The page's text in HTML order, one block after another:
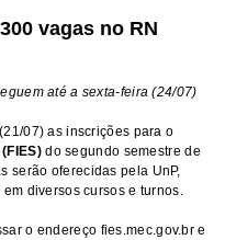
vagas no RN
até a sexta-feira (24/07)
07) as inscrições para o
do segundo semestre de
serão oferecidas pela UnP,
diversos cursos e turnos.
o endereço fies.mec.gov.br e